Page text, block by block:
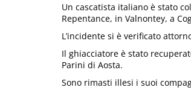
Un cascatista italiano è stato
Repentance, in Valnontey, a
L’incidente si è verificato
Il ghiacciatore è stato
Parini di Aosta.
Sono rimasti illesi i suoi